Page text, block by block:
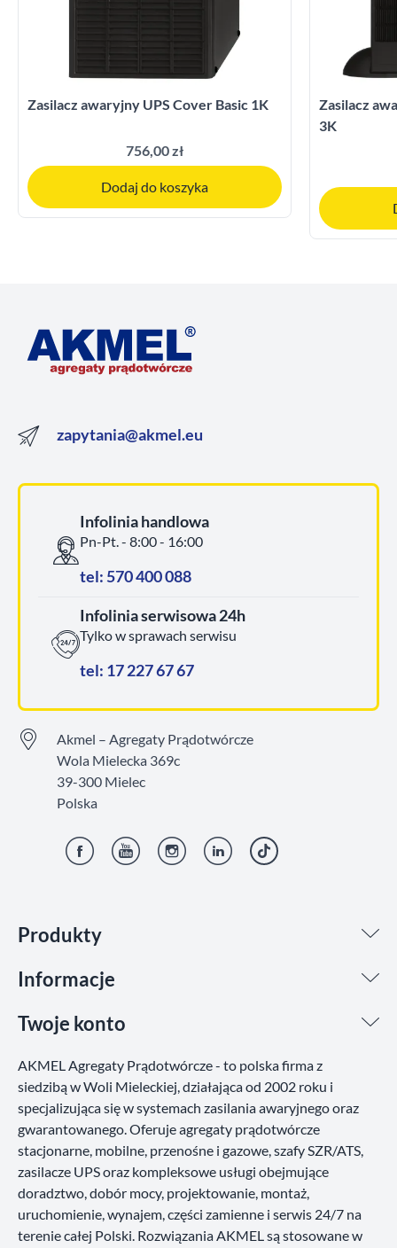
Zasilacz awaryjny UPS Cover Basic 1K
756,00 zł
Dodaj do koszyka
Zasilacz
3K
Produkty
Informacje
Twoje konto
zapytania@akmel.eu
Infolinia handlowa
Pn-Pt. - 8:00 - 16:00
tel: 570 400 088
Infolinia serwisowa 24h
Tylko w sprawach serwisu
tel: 17 227 67 67
Akmel – Agregaty Prądotwórcze
Wola Mielecka 369c
39-300 Mielec
Polska
AKMEL Agregaty Prądotwórcze - to polska firma z
siedzibą w Woli Mieleckiej, działająca od 2002 roku i
specjalizująca się w systemach zasilania awaryjnego oraz
gwarantowanego. Oferuje agregaty prądotwórcze
stacjonarne, mobilne, przenośne i gazowe, szafy SZR/ATS,
zasilacze UPS oraz kompleksowe usługi obejmujące
doradztwo, dobór mocy, projektowanie, montaż,
uruchomienie, wynajem, części zamienne i serwis 24/7 na
terenie całej Polski. Rozwiązania AKMEL są stosowane w